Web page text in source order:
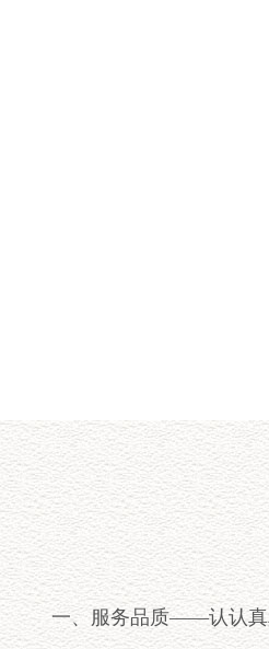
展飞机械专注
气力输送设备供应及
一、服务品质——认认真